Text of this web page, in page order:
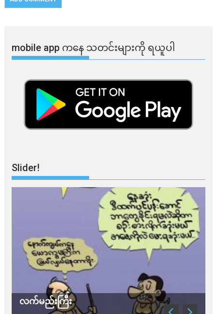
mobile app ​​ကနေ ​​သတင်းများကို ရယူပါ
Slider!
လက်မည်းကြီး